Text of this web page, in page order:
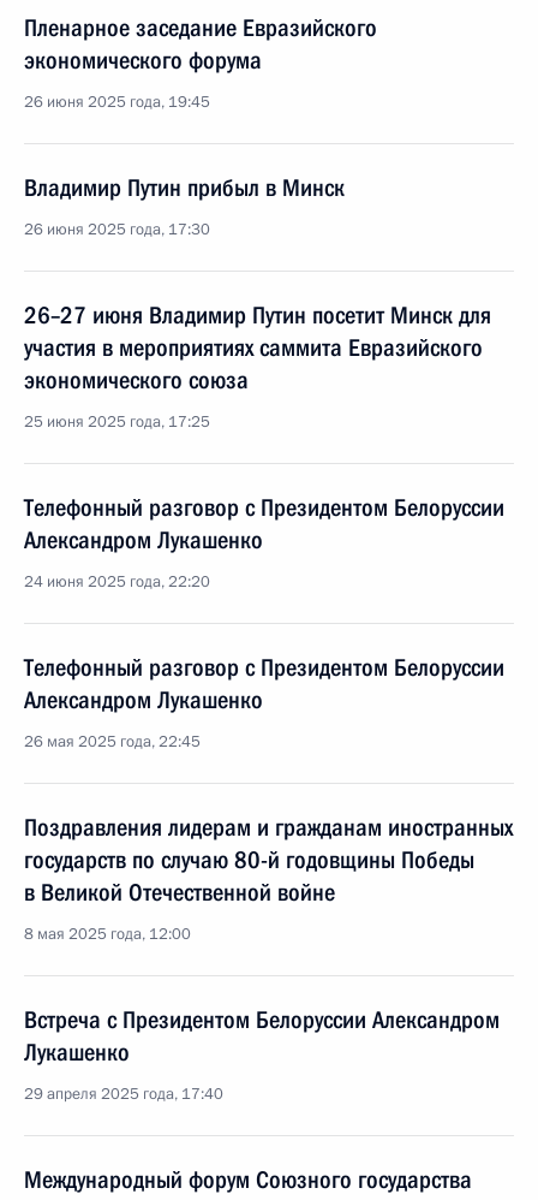
Пленарное заседание Евразийского
экономического форума
26 июня 2025 года, 19:45
Владимир Путин прибыл в Минск
26 июня 2025 года, 17:30
26–27 июня Владимир Путин посетит Минск для
участия в мероприятиях саммита Евразийского
экономического союза
25 июня 2025 года, 17:25
Телефонный разговор с Президентом Белоруссии
Александром Лукашенко
24 июня 2025 года, 22:20
Телефонный разговор с Президентом Белоруссии
Александром Лукашенко
26 мая 2025 года, 22:45
Поздравления лидерам и гражданам иностранных
государств по случаю 80-й годовщины Победы
в Великой Отечественной войне
8 мая 2025 года, 12:00
Встреча с Президентом Белоруссии Александром
Лукашенко
29 апреля 2025 года, 17:40
Международный форум Союзного государства